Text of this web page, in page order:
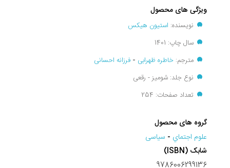
ویژگی های محصول
نویسنده: استیون هیکس
سال چاپ: 1401
مترجم: خاطره ظهرابی - فرزانه احسانی
نوع جلد: شومیز - رقعی
تعداد صفحات: 254
گروه های محصول
علوم اجتماي - سیاسی
شابک (ISBN)
9786006299136